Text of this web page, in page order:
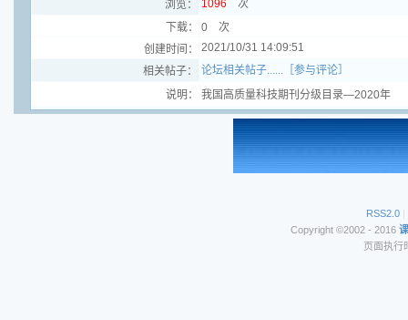
浏览：
1096 次
下载：
0 次
创建时间：
2021/10/31 14:09:51
相关帖子：
论坛相关帖子......［参与评论］
说明：
我国高质量科技期刊分级目录—2020年
RSS2.0 |
Copyright ©2002 - 2016
页面执行